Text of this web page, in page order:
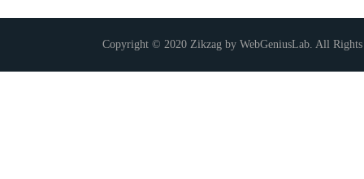
Copyright © 2020 Zikzag by WebGeniusLab. All Rights